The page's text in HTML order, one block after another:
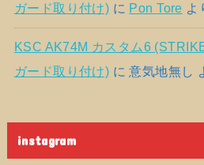
ガード取り付け) に Pon Tore よ
KSC AK74M カスタム6
ガード取り付け) に意気地無し
instagram